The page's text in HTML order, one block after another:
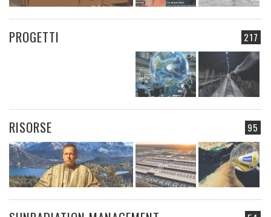
217
PROGETTI
95
RISORSE